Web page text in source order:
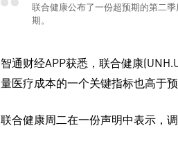
联合健康公布了一份超预期的第二
期。
智通财经APP获悉，联合健康
量医疗成本的一个关键指标也高于预
联合健康周二在一份声明中表示，